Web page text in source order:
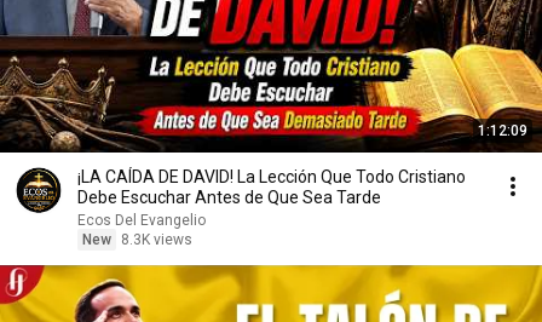
1:12:09
¡LA CAÍDA DE DAVID! La Lección Que Todo Cristiano
Debe Escuchar Antes de Que Sea Tarde
Ecos Del Evangelio
New
8.3K views